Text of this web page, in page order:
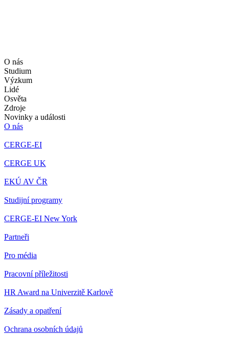
O nás
Studium
Výzkum
Lidé
Osvěta
Zdroje
Novinky a události
O nás
CERGE-EI
CERGE UK
EKÚ AV ČR
Studijní programy
CERGE-EI New York
Partneři
Pro média
Pracovní příležitosti
HR Award na Univerzitě Karlově
Zásady a opatření
Ochrana osobních údajů